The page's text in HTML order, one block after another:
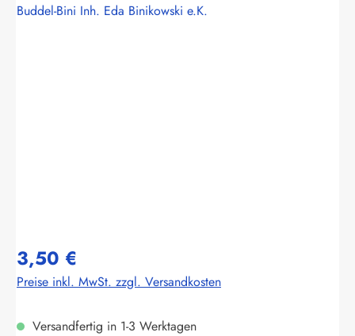
Buddel-Bini Inh. Eda Binikowski e.K.
3,50 €
Preise inkl. MwSt. zzgl. Versandkosten
Versandfertig in 1-3 Werktagen